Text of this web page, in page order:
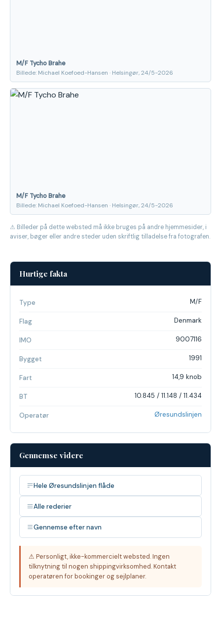
M/F Tycho Brahe
Billede: Michael Koefoed-Hansen · Helsingør, 24/5-2026
M/F Tycho Brahe
Billede: Michael Koefoed-Hansen · Helsingør, 24/5-2026
⚠ Billeder på dette websted må ikke bruges på andre hjemmesider, i
aviser, bøger eller andre steder uden skriftlig tilladelse fra fotografen.
Hurtige fakta
Type M/F
Flag Denmark
IMO 9007116
Bygget 1991
Fart 14,9 knob
BT 10.845 / 11.148 / 11.434
Operatør Øresundslinjen
Gennemse videre
Hele Øresundslinjen flåde
Alle rederier
Gennemse efter navn
⚠ Personligt, ikke-kommercielt websted. Ingen
tilknytning til nogen shippingvirksomhed. Kontakt
operatøren for bookinger og sejlplaner.